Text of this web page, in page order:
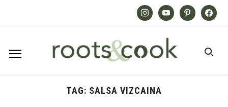
InstagramYoutube PinterestFacebook
TAG: SALSA VIZCAINA